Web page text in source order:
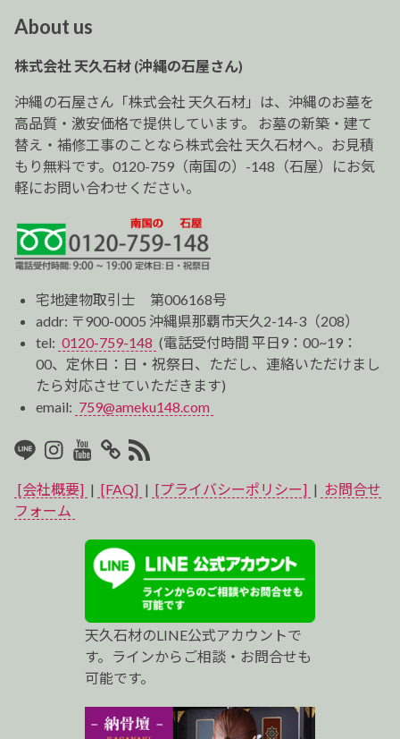
ゲ
ー
シ
ョ
ン
About us
株式会社 天久石材 (沖縄の石屋さん)
沖縄の石屋さん「株式会社 天久石材」は、沖縄のお墓を
高品質・激安価格で提供しています。 お墓の新築・建て
替え・補修工事のことなら株式会社 天久石材へ。お見積
もり無料です。0120-759（南国の）-148（石屋）にお気
軽にお問い合わせください。
宅地建物取引士 第006168号
addr: 〒900-0005 沖縄県那覇市天久2-14-3（208）
tel: 0120-759-148 (電話受付時間 平日9：00~19：
00、定休日：日・祝祭日、ただし、連絡いただけまし
たら対応させていただきます)
email: 759@ameku148.com
LINEInstagram
Youtube
マ
イ
ス
ト
ロ
RSS2
[会社概要] | [FAQ] | [プライバシーポリシー] | お問合せ
フォーム
天久石材のLINE公式アカウントで
す。ラインからご相談・お問合せも
可能です。